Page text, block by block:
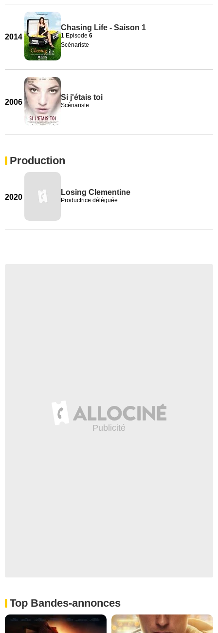
2014
Chasing Life - Saison 1
1 Episode 6
Scénariste
2006
Si j'étais toi
Scénariste
Production
2020
Losing Clementine
Productrice déléguée
Top Bandes-annonces